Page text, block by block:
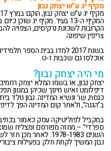
מקיף יג ע”ש יצחק נבון
המקיף ה-13 בעיר. מקיף יג
הקרובות לשכונת נרקיסים, הצפויה
צריפין שיפונה.
אוכלסו גם שכבות ז-ט.
מי היה יצחק נבון?
יצחק נבון, או בשמו המלא יצחק
דיפלומט ואיש חינוך שכיהן במגוון
כנסת, שר ונשיא המדינה. נבון נולד
ב”הגנה”, ולאחר קום המדינה הפך
במקביל לפוליטיקה עסק כאמור
ספרדי” – מחזה מפורסם ומצליח
השנים 1978-1983. לאחר
נבון המשיך לקחת חלק בפעילות ציבורית עד